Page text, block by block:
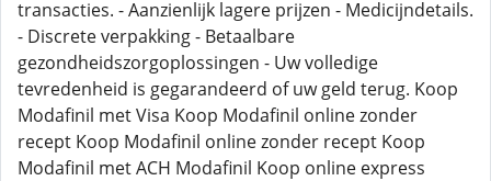
transacties. - Aanzienlijk lagere prijzen - Medicijndetails.
- Discrete verpakking - Betaalbare
gezondheidszorgoplossingen - Uw volledige
tevredenheid is gegarandeerd of uw geld terug. Koop
Modafinil met Visa Koop Modafinil online zonder
recept Koop Modafinil online zonder recept Koop
Modafinil met ACH Modafinil Koop online express